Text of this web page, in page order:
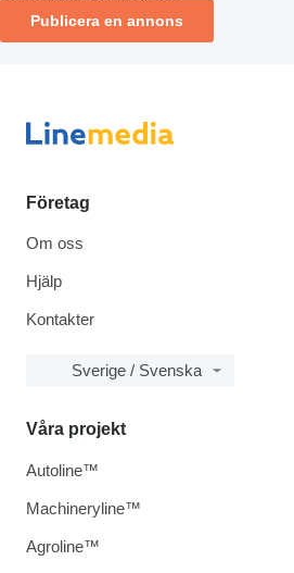
Publicera en annons
Företag
Om oss
Hjälp
Kontakter
Sverige / Svenska
Våra projekt
Autoline™
Machineryline™
Agroline™